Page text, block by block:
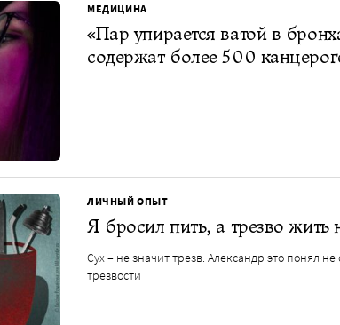
МЕДИЦИНА
«Пар упирается ватой в
содержат более 500
ЛИЧНЫЙ ОПЫТ
Я бросил пить, а трезво жить
Сух – не значит трезв. Александр это понял
трезвости